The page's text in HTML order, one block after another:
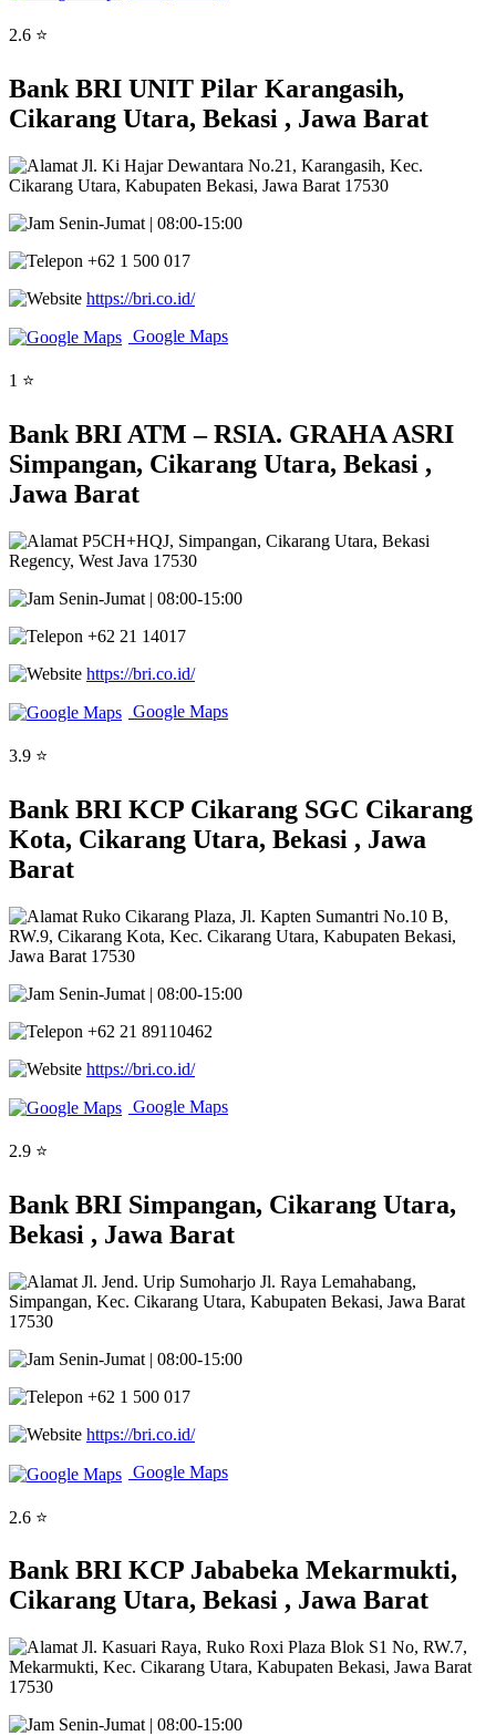
2.6 ⭐
Bank BRI UNIT Pilar Karangasih,
Cikarang Utara, Bekasi , Jawa Barat
Jl. Ki Hajar Dewantara No.21, Karangasih, Kec.
Cikarang Utara, Kabupaten Bekasi, Jawa Barat 17530
Senin-Jumat | 08:00-15:00
+62 1 500 017
https://bri.co.id/
Google Maps
1 ⭐
Bank BRI ATM – RSIA. GRAHA ASRI
Simpangan, Cikarang Utara, Bekasi ,
Jawa Barat
P5CH+HQJ, Simpangan, Cikarang Utara, Bekasi
Regency, West Java 17530
Senin-Jumat | 08:00-15:00
+62 21 14017
https://bri.co.id/
Google Maps
3.9 ⭐
Bank BRI KCP Cikarang SGC Cikarang
Kota, Cikarang Utara, Bekasi , Jawa
Barat
Ruko Cikarang Plaza, Jl. Kapten Sumantri No.10 B,
RW.9, Cikarang Kota, Kec. Cikarang Utara, Kabupaten Bekasi,
Jawa Barat 17530
Senin-Jumat | 08:00-15:00
+62 21 89110462
https://bri.co.id/
Google Maps
2.9 ⭐
Bank BRI Simpangan, Cikarang Utara,
Bekasi , Jawa Barat
Jl. Jend. Urip Sumoharjo Jl. Raya Lemahabang,
Simpangan, Kec. Cikarang Utara, Kabupaten Bekasi, Jawa Barat
17530
Senin-Jumat | 08:00-15:00
+62 1 500 017
https://bri.co.id/
Google Maps
2.6 ⭐
Bank BRI KCP Jababeka Mekarmukti,
Cikarang Utara, Bekasi , Jawa Barat
Jl. Kasuari Raya, Ruko Roxi Plaza Blok S1 No, RW.7,
Mekarmukti, Kec. Cikarang Utara, Kabupaten Bekasi, Jawa Barat
17530
Senin-Jumat | 08:00-15:00